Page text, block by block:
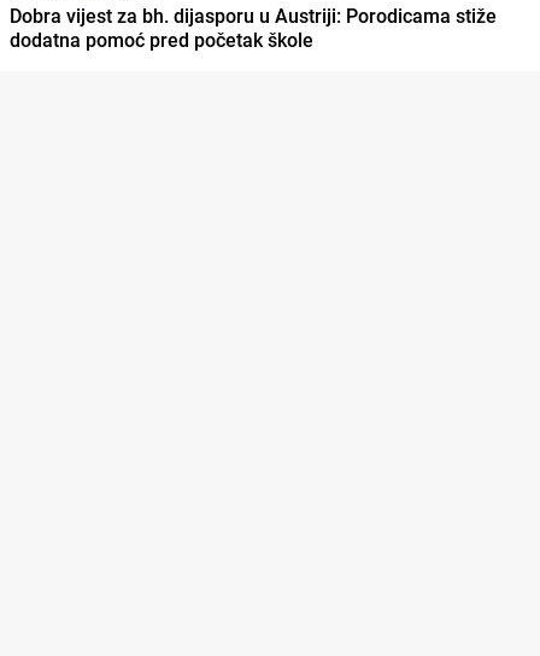
Dobra vijest za bh. dijasporu u Austriji: Porodicama stiže
dodatna pomoć pred početak škole